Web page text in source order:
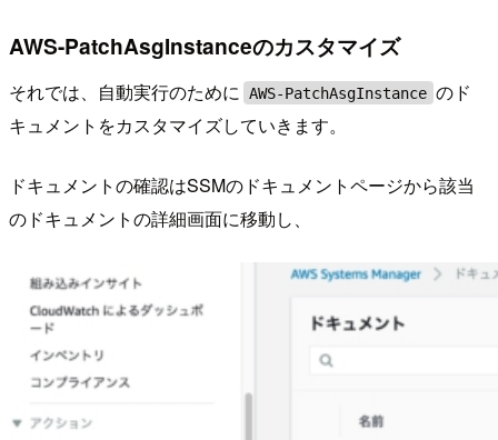
AWS-PatchAsgInstanceのカスタマイズ
それでは、自動実行のために AWS-PatchAsgInstance のド
キュメントをカスタマイズしていきます。
ドキュメントの確認はSSMのドキュメントページから該当
のドキュメントの詳細画面に移動し、